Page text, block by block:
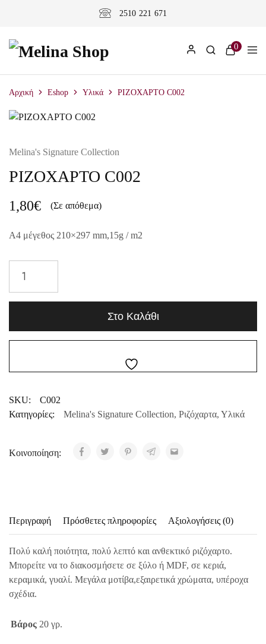
2510 221 671
0
Αρχική Eshop Υλικά ΡΙΖΟΧΑΡΤΟ C002
Melina's Signature Collection
ΡΙΖΟΧΑΡΤΟ C002
1,80€ (Σε απόθεμα)
A4 μέγεθος 210×297 mm,15g / m2
Στο Καλάθι
SKU:
C002
Κατηγορίες:
Melina's Signature Collection, Ριζόχαρτα, Υλικά
Κοινοποίηση:
Περιγραφή Πρόσθετες πληροφορίες Αξιολογήσεις (0)
Πολύ καλή ποιότητα, πολύ λεπτό και ανθεκτικό ριζόχαρτο.
Μπορείτε να το διακοσμήσετε σε ξύλο ή MDF, σε κεριά,
κεραμικά, γυαλί. Μεγάλα μοτίβα,εξαιρετικά χρώματα, υπέροχα
σχέδια.
Βάρος 20 γρ.